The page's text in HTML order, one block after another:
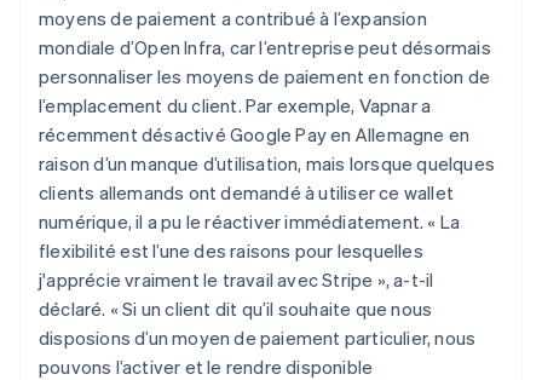
moyens de paiement a contribué à l’expansion
mondiale d’Open Infra, car l’entreprise peut désormais
personnaliser les moyens de paiement en fonction de
l’emplacement du client. Par exemple, Vapnar a
récemment désactivé Google Pay en Allemagne en
raison d’un manque d’utilisation, mais lorsque quelques
clients allemands ont demandé à utiliser ce wallet
numérique, il a pu le réactiver immédiatement. « La
flexibilité est l’une des raisons pour lesquelles
j'apprécie vraiment le travail avec Stripe », a-t-il
déclaré. « Si un client dit qu’il souhaite que nous
disposions d’un moyen de paiement particulier, nous
pouvons l’activer et le rendre disponible